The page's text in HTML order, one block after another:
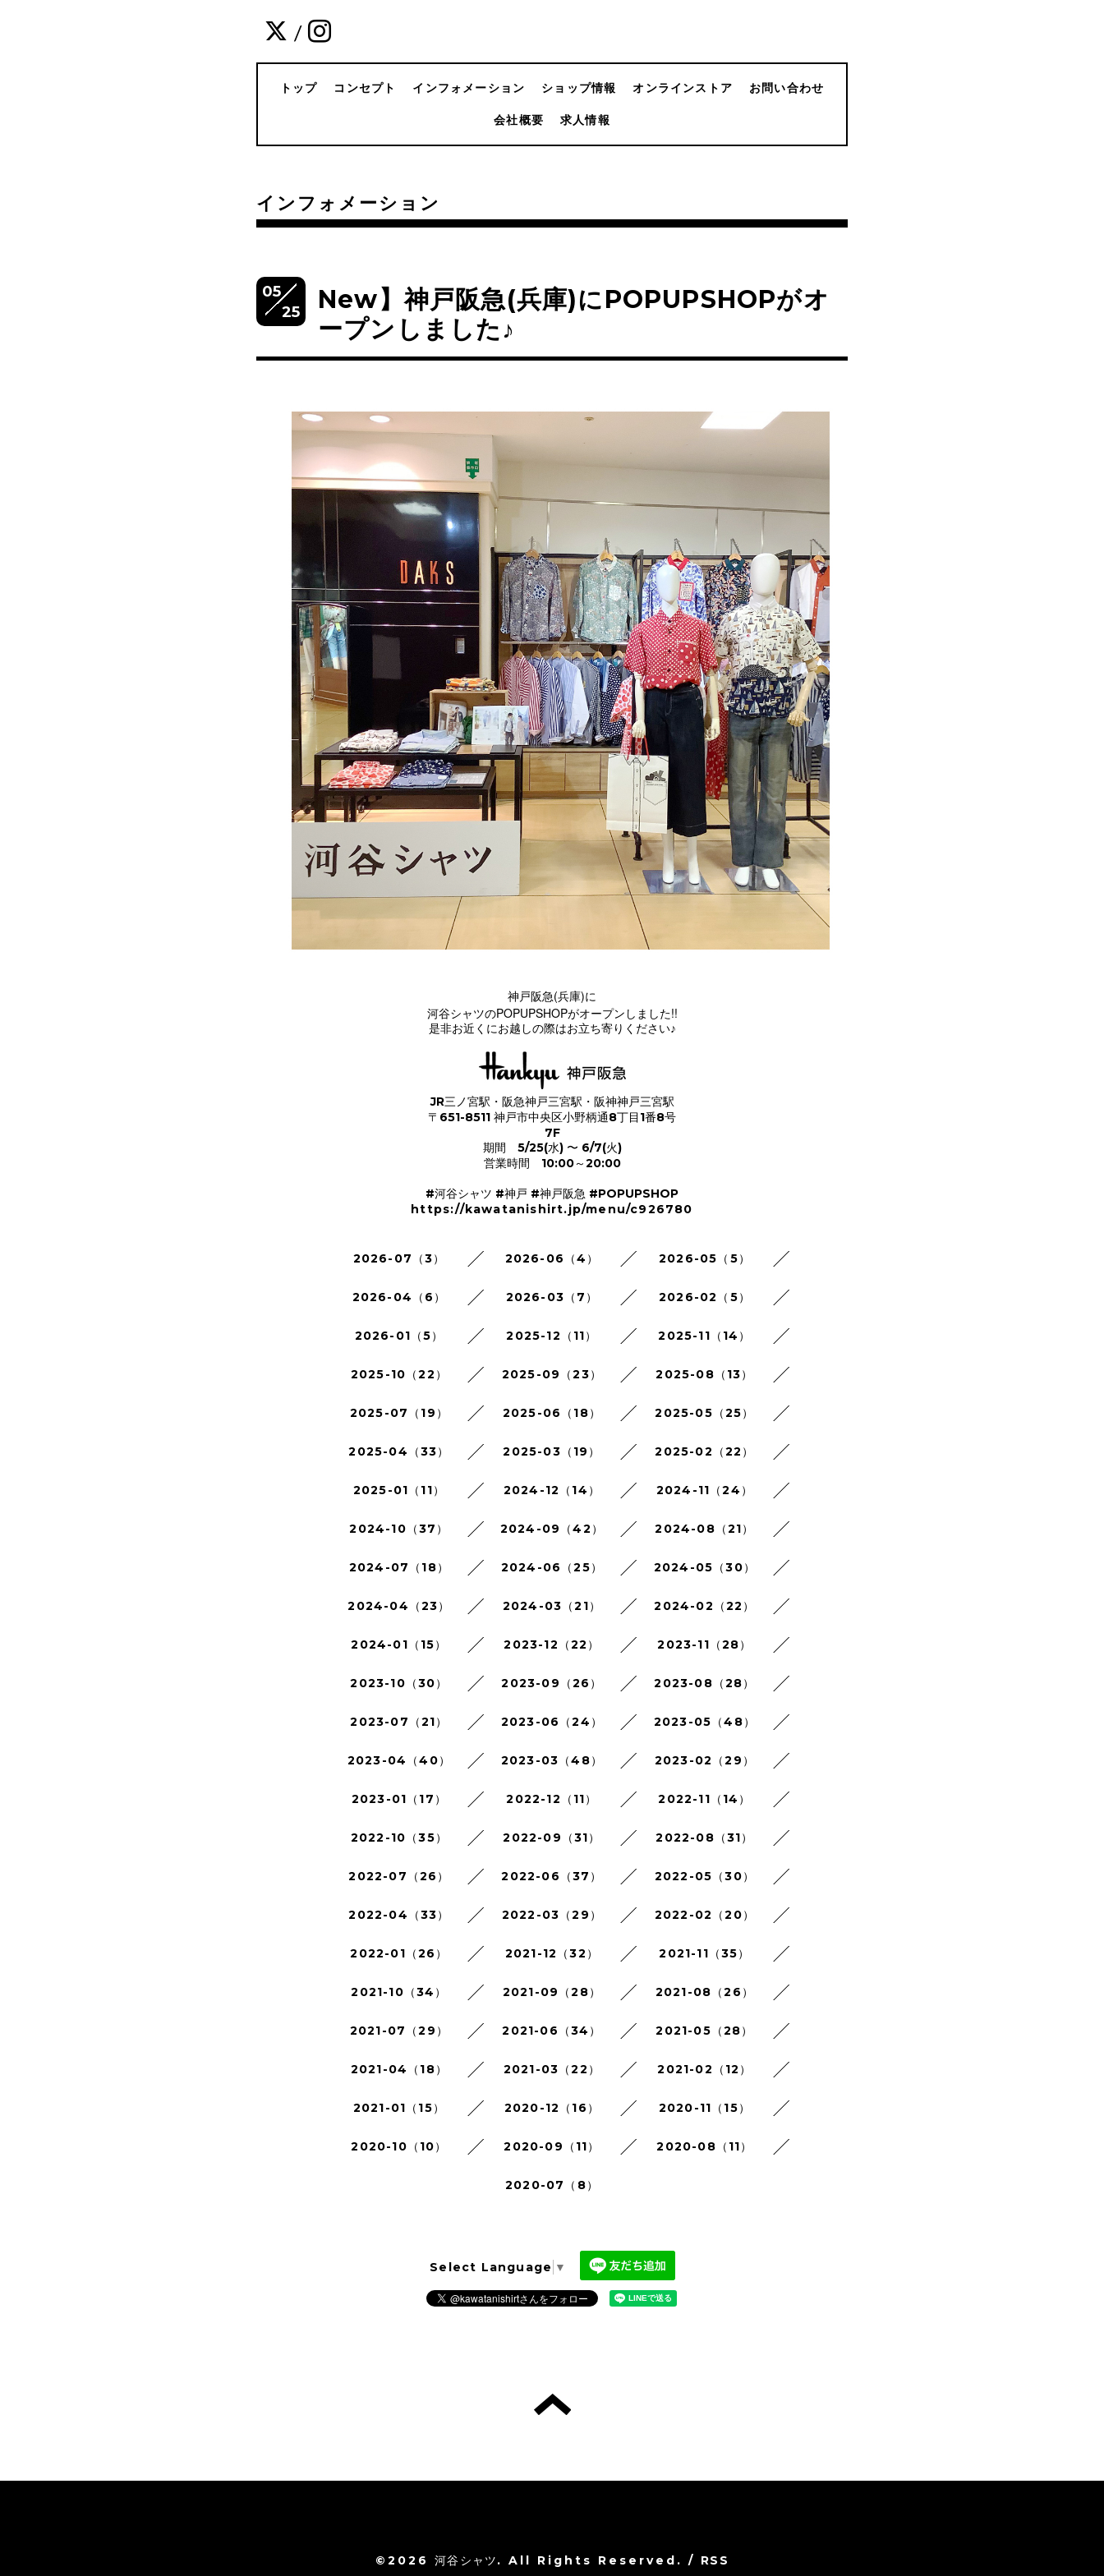
/
トップ コンセプト インフォメーション ショップ情報 オンラインストア お問い合わせ
会社概要 求人情報
インフォメーション
05
25
New】神戸阪急(兵庫)にPOPUPSHOPがオ
ープンしました♪
神戸阪急(兵庫)に
河谷シャツのPOPUPSHOPがオープンしました!!
是非お近くにお越しの際はお立ち寄りください♪
JR三ノ宮駅・阪急神戸三宮駅・阪神神戸三宮駅
〒651-8511 神戸市中央区小野柄通8丁目1番8号
7F
期間 5/25(水) 〜 6/7(火)
営業時間 10:00～20:00
#河谷シャツ #神戸 #神戸阪急 #POPUPSHOP
https://kawatanishirt.jp/menu/c926780
2026-07（3） 2026-06（4） 2026-05（5）
2026-04（6） 2026-03（7） 2026-02（5）
2026-01（5） 2025-12（11） 2025-11（14）
2025-10（22） 2025-09（23） 2025-08（13）
2025-07（19） 2025-06（18） 2025-05（25）
2025-04（33） 2025-03（19） 2025-02（22）
2025-01（11） 2024-12（14） 2024-11（24）
2024-10（37） 2024-09（42） 2024-08（21）
2024-07（18） 2024-06（25） 2024-05（30）
2024-04（23） 2024-03（21） 2024-02（22）
2024-01（15） 2023-12（22） 2023-11（28）
2023-10（30） 2023-09（26） 2023-08（28）
2023-07（21） 2023-06（24） 2023-05（48）
2023-04（40） 2023-03（48） 2023-02（29）
2023-01（17） 2022-12（11） 2022-11（14）
2022-10（35） 2022-09（31） 2022-08（31）
2022-07（26） 2022-06（37） 2022-05（30）
2022-04（33） 2022-03（29） 2022-02（20）
2022-01（26） 2021-12（32） 2021-11（35）
2021-10（34） 2021-09（28） 2021-08（26）
2021-07（29） 2021-06（34） 2021-05（28）
2021-04（18） 2021-03（22） 2021-02（12）
2021-01（15） 2020-12（16） 2020-11（15）
2020-10（10） 2020-09（11） 2020-08（11）
2020-07（8）
Select Language ▼
©2026河谷シャツ. All Rights Reserved. / RSS